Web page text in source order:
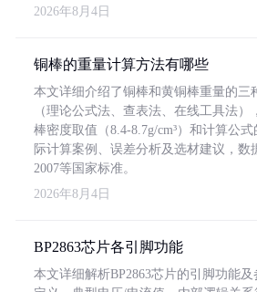
2026年8月4日
铜棒的重量计算方法有哪些
本文详细介绍了铜棒和黄铜棒重量的三
（理论公式法、查表法、在线工具法）
棒密度取值（8.4-8.7g/cm³）和计算公
际计算案例、误差分析及选材建议，数
2007等国家标准。
2026年8月4日
BP2863芯片各引脚功能
本文详细解析BP2863芯片的引脚功能